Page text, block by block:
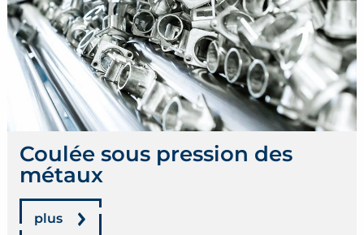
Coulée sous pression des
métaux
plus